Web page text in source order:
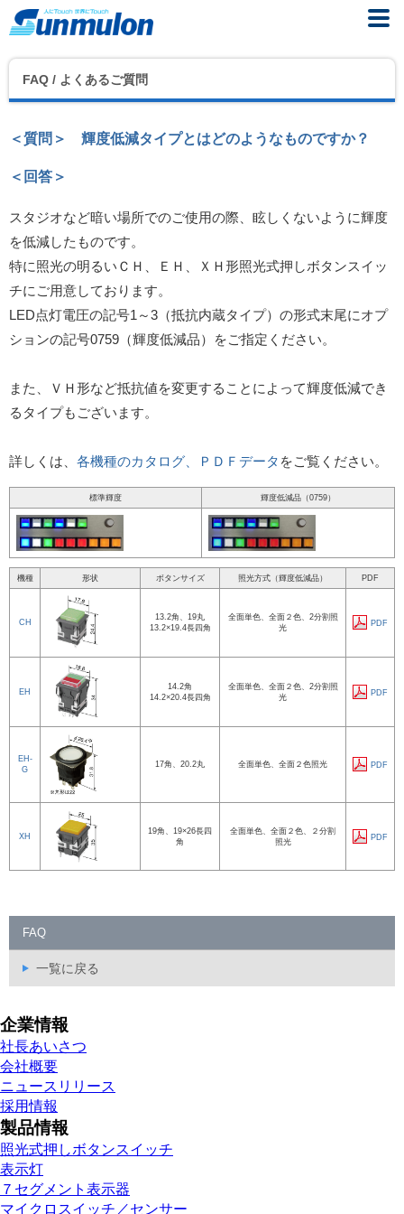
FAQ / よくあるご質問
＜質問＞ 輝度低減タイプとはどのようなものですか？
＜回答＞
スタジオなど暗い場所でのご使用の際、眩しくないように輝度
を低減したものです。
特に照光の明るいＣＨ、ＥＨ、ＸＨ形照光式押しボタンスイッ
チにご用意しております。
LED点灯電圧の記号1～3（抵抗内蔵タイプ）の形式末尾にオプ
ションの記号0759（輝度低減品）をご指定ください。
また、ＶＨ形など抵抗値を変更することによって輝度低減でき
るタイプもございます。
詳しくは、 各機種のカタログ、ＰＤＦデータ をご覧ください。
標準輝度 輝度低減品（0759）
機種 形状 ボタンサイズ 照光方式（輝度低減品） PDF
CH
13.2角、19丸
13.2×19.4長四角
全面単色、全面２色、2分割照
光
PDF
EH
14.2角
14.2×20.4長四角
全面単色、全面２色、2分割照
光
PDF
EH-
G
17角、20.2丸 全面単色、全面２色照光 PDF
XH
19角、19×26長四
角
全面単色、全面２色、２分割
照光
PDF
FAQ
一覧に戻る
企業情報
社長あいさつ
会社概要
ニュースリリース
採用情報
製品情報
照光式押しボタンスイッチ
表示灯
７セグメント表示器
マイクロスイッチ／センサー